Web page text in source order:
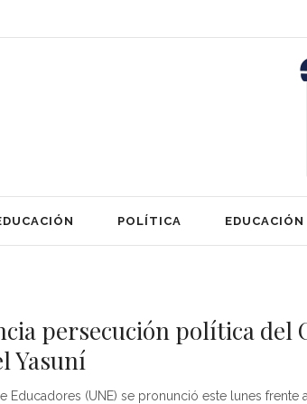
POLÍTICA EDUCACIÓN
persecución política del
Yasuní
Educadores (UNE) se pronunció este lunes